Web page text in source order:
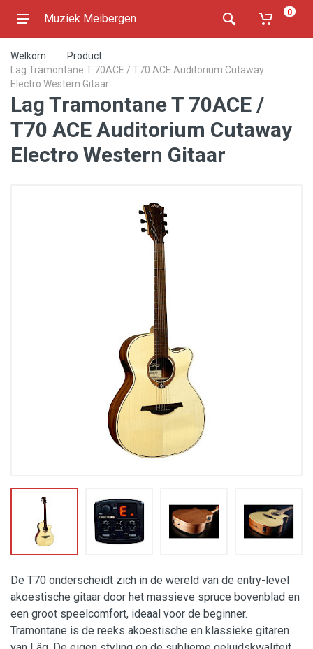
Muziek Meibergen 0
Welkom
Product
Lag Tramontane T 70ACE / T70 ACE Auditorium Cutaway
Electro Western Gitaar
Lag Tramontane T 70ACE /
T70 ACE Auditorium Cutaway
Electro Western Gitaar
De T70 onderscheidt zich in de wereld van de entry-level
akoestische gitaar door het massieve spruce bovenblad en
een groot speelcomfort, ideaal voor de beginner.
Tramontane is de reeks akoestische en klassieke gitaren